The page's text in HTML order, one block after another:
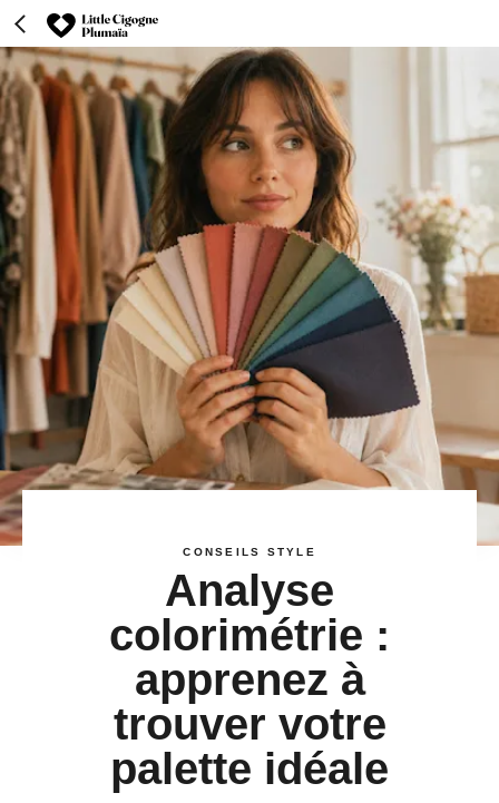
CONSEILS STYLE
Analyse
colorimétrie :
apprenez à
trouver votre
palette idéale